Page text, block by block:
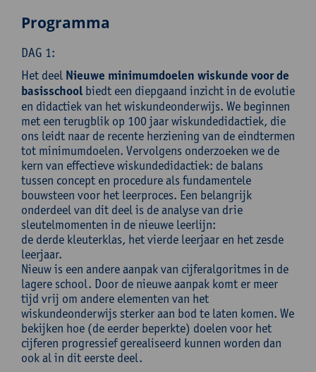
Programma
DAG 1:
Het deel Nieuwe minimumdoelen wiskunde voor de
basisschool biedt een diepgaand inzicht in de evolutie
en didactiek van het wiskundeonderwijs. We beginnen
met een terugblik op 100 jaar wiskundedidactiek, die
ons leidt naar de recente herziening van de eindtermen
tot minimumdoelen. Vervolgens onderzoeken we de
kern van effectieve wiskundedidactiek: de balans
tussen concept en procedure als fundamentele
bouwsteen voor het leerproces. Een belangrijk
onderdeel van dit deel is de analyse van drie
sleutelmomenten in de nieuwe leerlijn:
de derde kleuterklas, het vierde leerjaar en het zesde
leerjaar.
Nieuw is een andere aanpak van cijferalgoritmes in de
lagere school. Door de nieuwe aanpak komt er meer
tijd vrij om andere elementen van het
wiskundeonderwijs sterker aan bod te laten komen. We
bekijken hoe (de eerder beperkte) doelen voor het
cijferen progressief gerealiseerd kunnen worden dan
ook al in dit eerste deel.